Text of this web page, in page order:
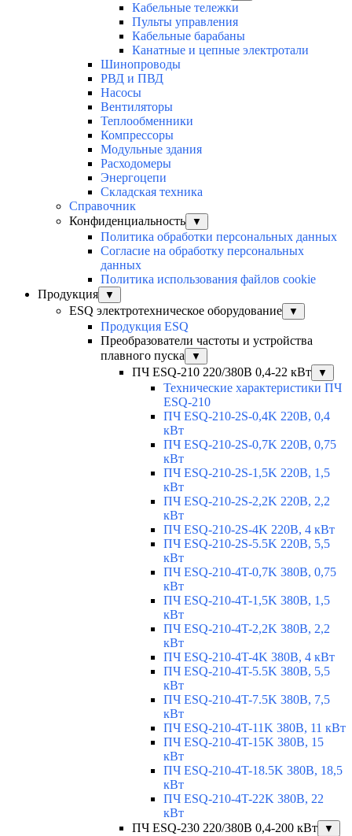
Кабельные тележки
Пульты управления
Кабельные барабаны
Канатные и цепные электротали
Шинопроводы
РВД и ПВД
Насосы
Вентиляторы
Теплообменники
Компрессоры
Модульные здания
Расходомеры
Энергоцепи
Складская техника
Справочник
Конфиденциальность
▼
Политика обработки персональных данных
Согласие на обработку персональных
данных
Политика использования файлов cookie
Продукция
▼
ESQ электротехническое оборудование ▼
Продукция ESQ
Преобразователи частоты и устройства
плавного пуска
▼
ПЧ ESQ-210 220/380В 0,4-22 кВт ▼
Технические характеристики ПЧ
ESQ-210
ПЧ ESQ-210-2S-0,4K 220В, 0,4
кВт
ПЧ ESQ-210-2S-0,7K 220В, 0,75
кВт
ПЧ ESQ-210-2S-1,5K 220В, 1,5
кВт
ПЧ ESQ-210-2S-2,2K 220В, 2,2
кВт
ПЧ ESQ-210-2S-4K 220В, 4 кВт
ПЧ ESQ-210-2S-5.5K 220В, 5,5
кВт
ПЧ ESQ-210-4T-0,7K 380В, 0,75
кВт
ПЧ ESQ-210-4T-1,5K 380В, 1,5
кВт
ПЧ ESQ-210-4T-2,2K 380В, 2,2
кВт
ПЧ ESQ-210-4T-4K 380В, 4 кВт
ПЧ ESQ-210-4T-5.5K 380В, 5,5
кВт
ПЧ ESQ-210-4T-7.5K 380В, 7,5
кВт
ПЧ ESQ-210-4T-11K 380В, 11 кВт
ПЧ ESQ-210-4T-15K 380В, 15
кВт
ПЧ ESQ-210-4T-18.5K 380В, 18,5
кВт
ПЧ ESQ-210-4T-22K 380В, 22
кВт
ПЧ ESQ-230 220/380В 0,4-200 кВт
▼